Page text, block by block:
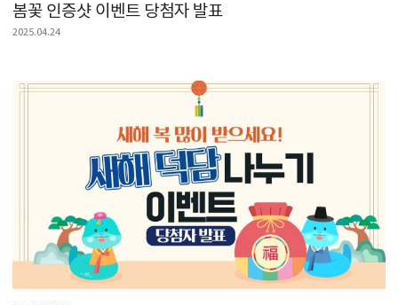
봄꽃 인증샷 이벤트 당첨자 발표
2025.04.24